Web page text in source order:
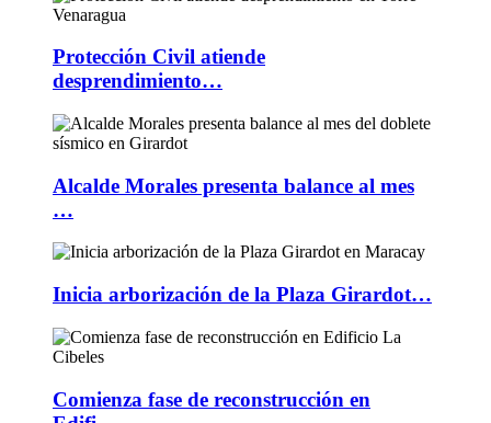
Protección Civil atiende
desprendimiento…
Alcalde Morales presenta balance al mes
…
Inicia arborización de la Plaza Girardot…
Comienza fase de reconstrucción en